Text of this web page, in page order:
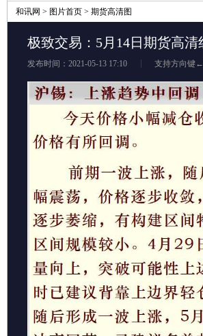
和讯网 > 图片首页 > 期货高清图
极致交易：5月14日期货高清
发布时间：2021-05-13 17:10 支持方向键